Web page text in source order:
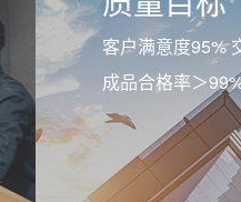
客户满意度95%
成品合格率＞